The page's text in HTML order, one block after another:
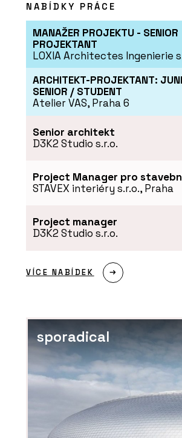
NABÍDKY PRÁCE
MANAŽER PROJEKTU - SENIOR
PROJEKTANT
LOXIA Architectes Ingenierie
ARCHITEKT-PROJEKTANT:
SENIOR / STUDENT
Atelier VAS, Praha 6
Senior architekt
D3K2 Studio s.r.o.
Project Manager pro
STAVEX interiéry s.r.o., Praha
Project manager
D3K2 Studio s.r.o.
VÍCE NABÍDEK
sporadical